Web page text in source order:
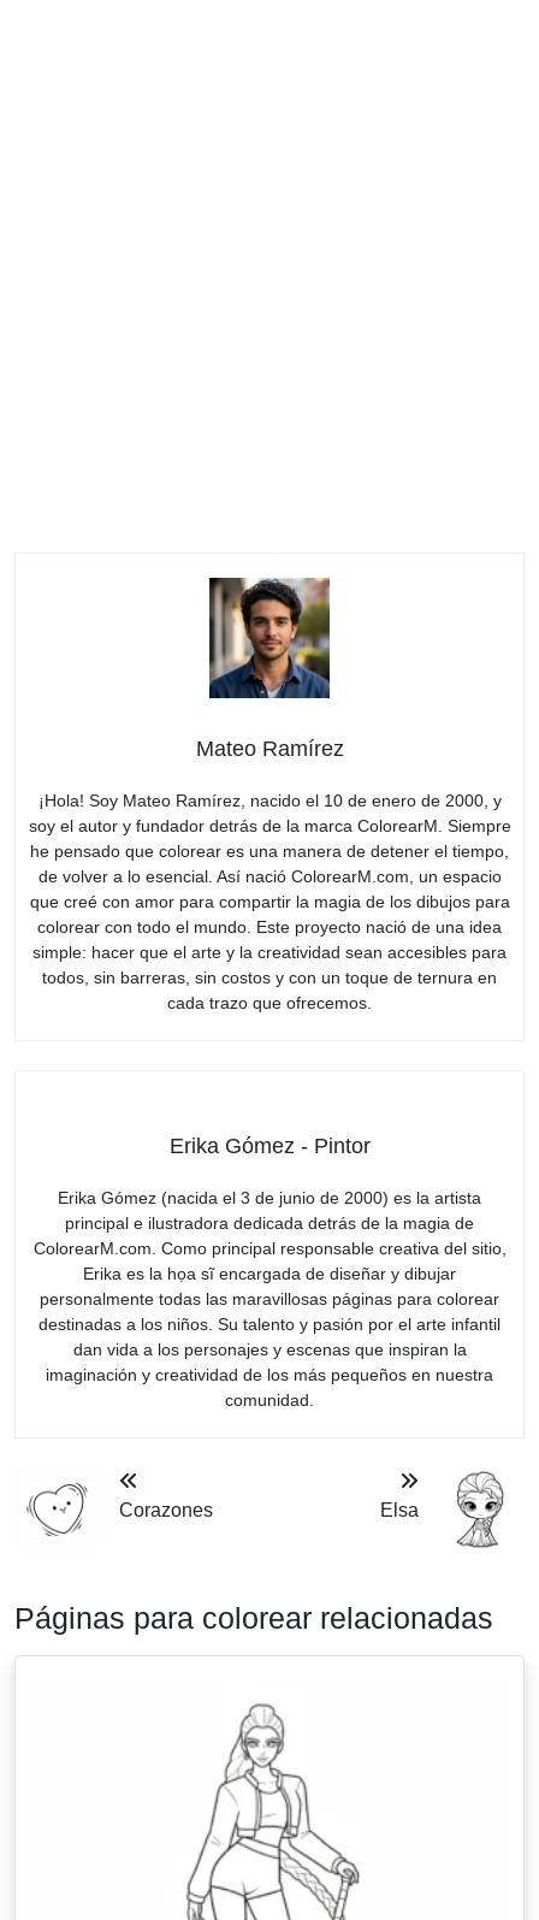
Mateo Ramírez
¡Hola! Soy Mateo Ramírez, nacido el 10 de enero de 2000, y
soy el autor y fundador detrás de la marca ColorearM. Siempre
he pensado que colorear es una manera de detener el tiempo,
de volver a lo esencial. Así nació ColorearM.com, un espacio
que creé con amor para compartir la magia de los dibujos para
colorear con todo el mundo. Este proyecto nació de una idea
simple: hacer que el arte y la creatividad sean accesibles para
todos, sin barreras, sin costos y con un toque de ternura en
cada trazo que ofrecemos.
Erika Gómez - Pintor
Erika Gómez (nacida el 3 de junio de 2000) es la artista
principal e ilustradora dedicada detrás de la magia de
ColorearM.com. Como principal responsable creativa del sitio,
Erika es la họa sĩ encargada de diseñar y dibujar
personalmente todas las maravillosas páginas para colorear
destinadas a los niños. Su talento y pasión por el arte infantil
dan vida a los personajes y escenas que inspiran la
imaginación y creatividad de los más pequeños en nuestra
comunidad.
Corazones Elsa
Páginas para colorear relacionadas